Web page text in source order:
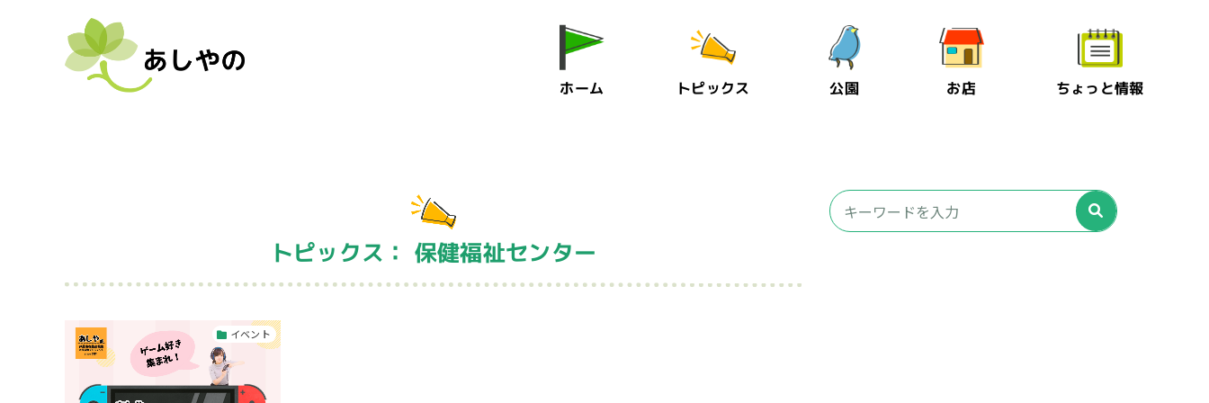
ホーム トピックス 公園 お店 ちょっと情報
トピックス： 保健福祉センター
イベント